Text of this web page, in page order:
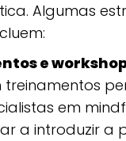
Algumas
e
treinamentos
em
a introduzir a